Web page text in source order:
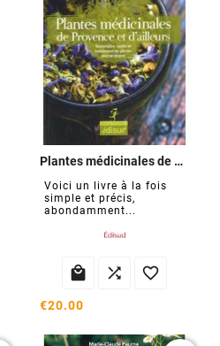
Plantes médicinales de Provence et d'ailleurs
Voici un livre à la fois
simple et précis,
abondamment...
  
€20.00